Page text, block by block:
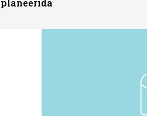
planeerida